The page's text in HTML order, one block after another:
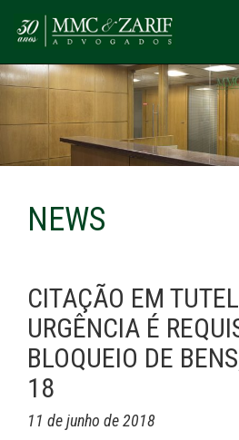
NEWS
CITAÇÃO EM
URGÊNCIA É
BLOQUEIO DE
18
11 de junho de 2018